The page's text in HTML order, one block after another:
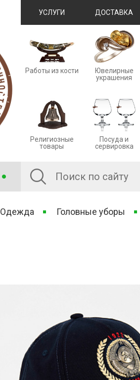
УСЛУГИ ДОСТАВКА
Работы из кости
Ювелирные
украшения
Религиозные
товары
Посуда и
сервировка
Одежда Головные уборы